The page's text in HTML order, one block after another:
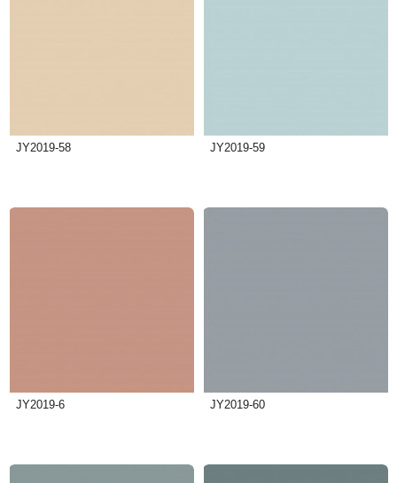
JY2019-58 JY2019-59
JY2019-6 JY2019-60